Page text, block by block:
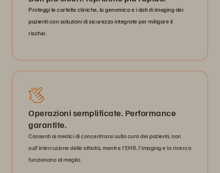
Proteggi le cartelle cliniche, la genomica e i dati di imaging dei
pazienti con soluzioni di sicurezza integrate per mitigare il
rischio.
Operazioni semplificate. Performance
garantite.
Consenti ai medici di concentrarsi sulla cura dei pazienti, non
sull'interruzione delle attività, mentre l'EHR, l'imaging e la ricerca
funzionano al meglio.